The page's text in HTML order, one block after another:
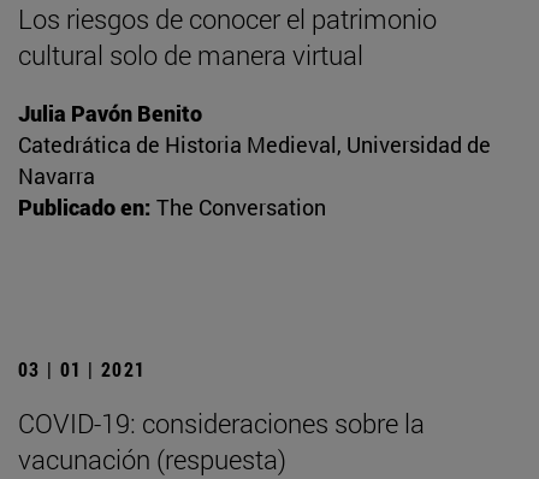
Los riesgos de conocer el patrimonio
cultural solo de manera virtual
Julia Pavón Benito
Catedrática de Historia Medieval, Universidad de
Navarra
Publicado en: The Conversation
03 | 01 | 2021
COVID-19: consideraciones sobre la
vacunación (respuesta)